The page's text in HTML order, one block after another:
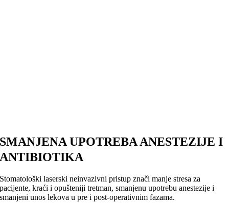
SMANJENA UPOTREBA ANESTEZIJE I
ANTIBIOTIKA
Stomatološki laserski neinvazivni pristup znači manje stresa za
pacijente, kraći i opušteniji tretman, smanjenu upotrebu anestezije i
smanjeni unos lekova u pre i post-operativnim fazama.